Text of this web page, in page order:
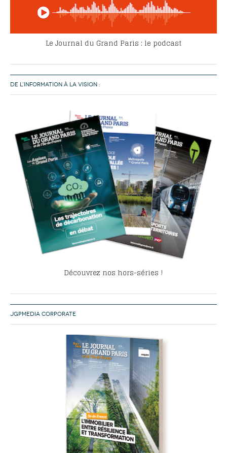
Le Journal du Grand Paris : le podcast
DE L’INFORMATION À LA VISION :
Découvrez nos hors-séries !
JGPMEDIA CORPORATE